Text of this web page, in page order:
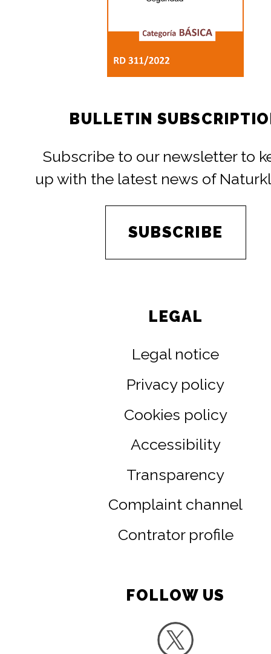
BULLETIN
Subscribe to our newsletter to
up with the latest news of
SUBSCRIBE
LEGAL
Legal notice
Privacy policy
Cookies policy
Accessibility
Transparency
Complaint channel
Contrator profile
FOLLOW US